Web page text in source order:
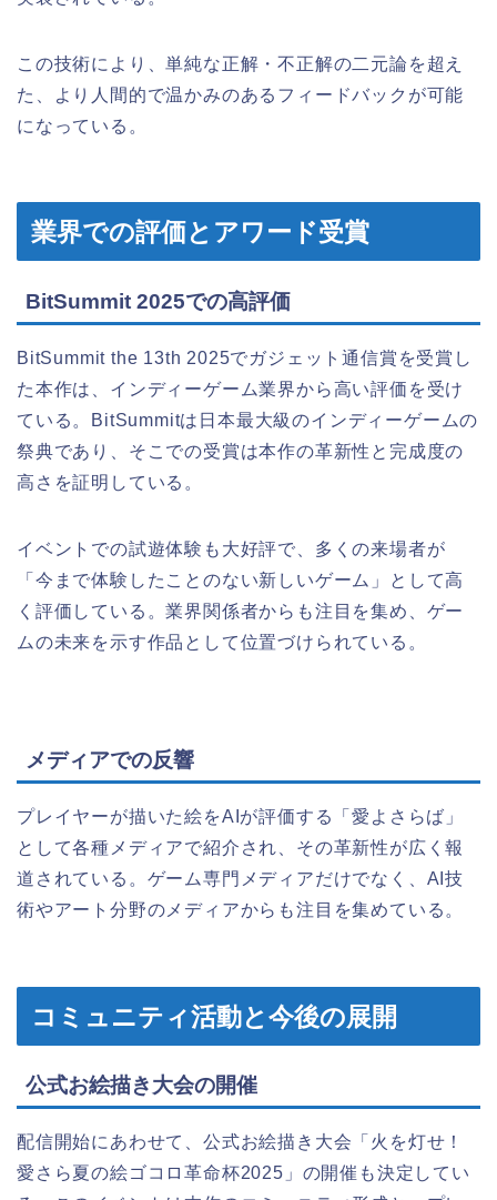
この技術により、単純な正解・不正解の二元論を超え
た、より人間的で温かみのあるフィードバックが可能
になっている。
業界での評価とアワード受賞
BitSummit 2025での高評価
BitSummit the 13th 2025でガジェット通信賞を受賞し
た本作は、インディーゲーム業界から高い評価を受け
ている。BitSummitは日本最大級のインディーゲームの
祭典であり、そこでの受賞は本作の革新性と完成度の
高さを証明している。
イベントでの試遊体験も大好評で、多くの来場者が
「今まで体験したことのない新しいゲーム」として高
く評価している。業界関係者からも注目を集め、ゲー
ムの未来を示す作品として位置づけられている。
メディアでの反響
プレイヤーが描いた絵をAIが評価する「愛よさらば」
として各種メディアで紹介され、その革新性が広く報
道されている。ゲーム専門メディアだけでなく、AI技
術やアート分野のメディアからも注目を集めている。
コミュニティ活動と今後の展開
公式お絵描き大会の開催
配信開始にあわせて、公式お絵描き大会「火を灯せ！
愛さら夏の絵ゴコロ革命杯2025」の開催も決定してい